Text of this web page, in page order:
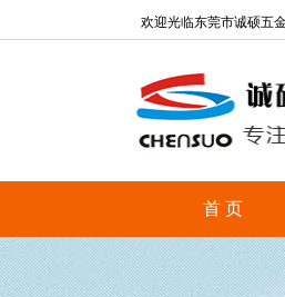
欢迎光临东莞市诚硕五
首 页